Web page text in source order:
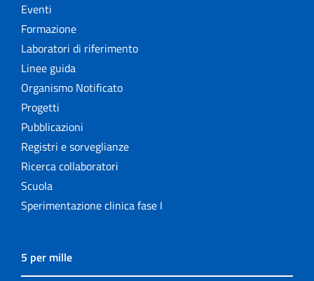
Eventi
Formazione
Laboratori di riferimento
Linee guida
Organismo Notificato
Progetti
Pubblicazioni
Registri e sorveglianze
Ricerca collaboratori
Scuola
Sperimentazione clinica fase I
5 per mille